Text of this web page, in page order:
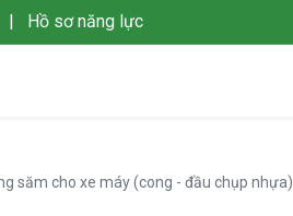
| Hồ sơ năng lực
săm cho xe máy (cong - đầu chụp nhựa)